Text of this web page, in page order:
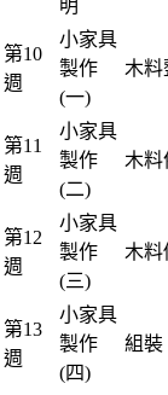
明
第10
週
小家具
製作
(一)
木料
第11
週
小家具
製作
(二)
木料
第12
週
小家具
製作
(三)
木料
第13
週
小家具
製作
(四)
組裝